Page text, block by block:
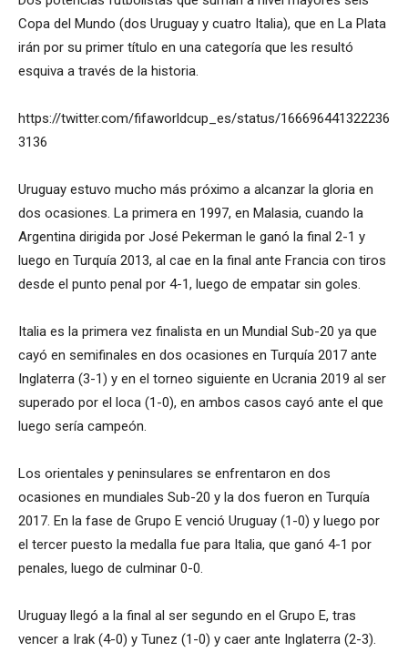
Copa del Mundo (dos Uruguay y cuatro Italia), que en La Plata
irán por su primer título en una categoría que les resultó
esquiva a través de la historia.
https://twitter.com/fifaworldcup_es/status/166696441322236
3136
Uruguay estuvo mucho más próximo a alcanzar la gloria en
dos ocasiones. La primera en 1997, en Malasia, cuando la
Argentina dirigida por José Pekerman le ganó la final 2-1 y
luego en Turquía 2013, al cae en la final ante Francia con tiros
desde el punto penal por 4-1, luego de empatar sin goles.
Italia es la primera vez finalista en un Mundial Sub-20 ya que
cayó en semifinales en dos ocasiones en Turquía 2017 ante
Inglaterra (3-1) y en el torneo siguiente en Ucrania 2019 al ser
superado por el loca (1-0), en ambos casos cayó ante el que
luego sería campeón.
Los orientales y peninsulares se enfrentaron en dos
ocasiones en mundiales Sub-20 y la dos fueron en Turquía
2017. En la fase de Grupo E venció Uruguay (1-0) y luego por
el tercer puesto la medalla fue para Italia, que ganó 4-1 por
penales, luego de culminar 0-0.
Uruguay llegó a la final al ser segundo en el Grupo E, tras
vencer a Irak (4-0) y Tunez (1-0) y caer ante Inglaterra (2-3).